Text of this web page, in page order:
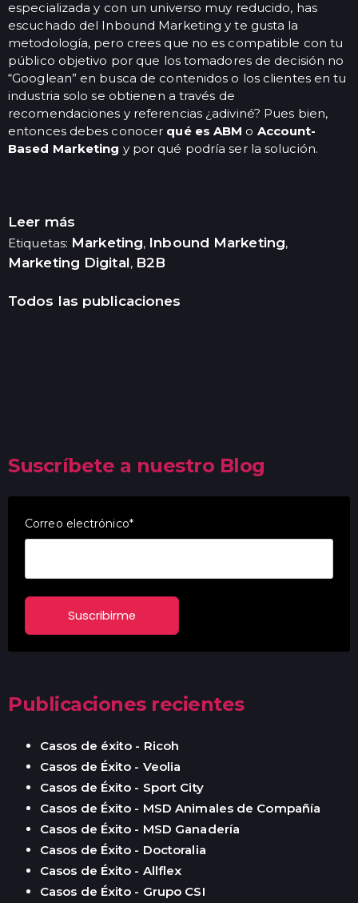
especializada y con un universo muy reducido, has
escuchado del Inbound Marketing y te gusta la
metodología, pero crees que no es compatible con tu
público objetivo por que los tomadores de decisión no
“Googlean” en busca de contenidos o los clientes en tu
industria solo se obtienen a través de
recomendaciones y referencias ¿adiviné? Pues bien,
entonces debes conocer qué es ABM o Account-
Based Marketing y por qué podría ser la solución.
Leer más
Etiquetas: Marketing, Inbound Marketing,
Marketing Digital, B2B
Todos las publicaciones
Suscríbete a nuestro Blog
Correo electrónico*
Publicaciones recientes
Casos de éxito - Ricoh
Casos de Éxito - Veolia
Casos de Éxito - Sport City
Casos de Éxito - MSD Animales de Compañía
Casos de Éxito - MSD Ganadería
Casos de Éxito - Doctoralia
Casos de Éxito - Allflex
Casos de Éxito - Grupo CSI